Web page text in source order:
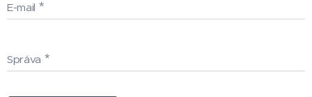
E-mail
Správa